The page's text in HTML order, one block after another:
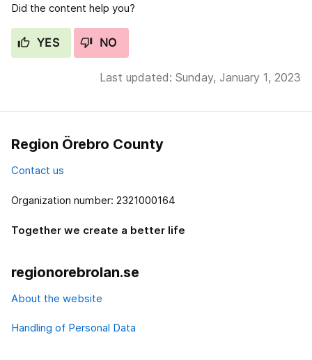
Did the content help you?
YES NO
Last updated: Sunday, January 1, 2023
Region Örebro County
Contact us
Organization number: 2321000164
Together we create a better life
regionorebrolan.se
About the website
Handling of Personal Data